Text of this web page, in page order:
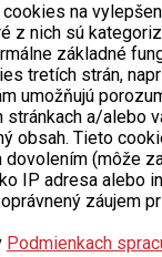
na
z nich sú
základné
tretích strán,
umožňujú
stránkach a/alebo
obsah. Tieto
(môže
IP adresa alebo
záujem
Podmienkach